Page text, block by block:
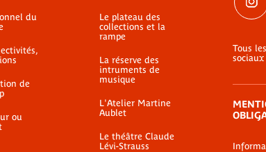
du
de
ou
Le plateau des
collections et la
rampe
La réserve des
intruments de
musique
L'Atelier Martine
Aublet
Le théâtre Claude
Lévi-Strauss
Tous
sociaux